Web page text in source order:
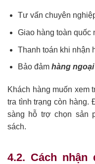
Tư vấn chuyên
Giao hàng toàn quốc
Thanh toán khi nhận
Bảo đảm hàng
Khách hàng muốn xem
tra tình trạng còn hàng.
sàng hỗ trợ chọn sản
sách.
4.2. Cách